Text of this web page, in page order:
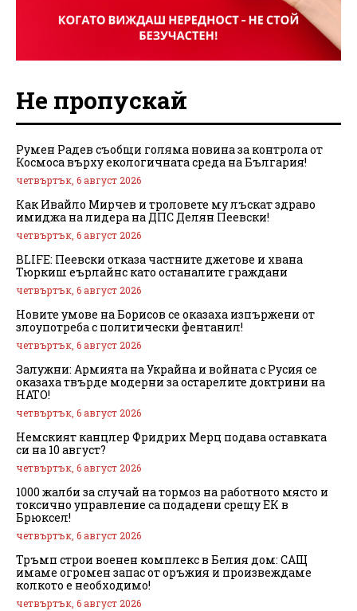
Не пропускай
Румен Радев съобщи голяма новина за контрола от
Космоса върху екологичната среда на България!
четвъртък, 6 август 2026
Как Ивайло Мирчев и троловете му лъскат здраво
имиджа на лидера на ДПС Делян Пеевски!
четвъртък, 6 август 2026
BLIFE: Пеевски отказа частните джетове и хвана
Тюркиш еърлайнс като останалите граждани
четвъртък, 6 август 2026
Новите умове на Борисов се оказаха изпържени от
злоупотреба с политически фентанил!
четвъртък, 6 август 2026
Залужни: Армията на Украйна и войната с Русия се
оказаха твърде модерни за остарелите доктрини на
НАТО!
четвъртък, 6 август 2026
Немският канцлер Фридрих Мерц подава оставката
си на 10 август?
четвъртък, 6 август 2026
1000 жалби за случай на тормоз на работното място и
токсично управление са подадени срещу ЕК в
Брюксел!
четвъртък, 6 август 2026
Тръмп строи военен комплекс в Белия дом: САЩ
имаме огромен запас от оръжия и произвеждаме
колкото е необходимо!
четвъртък, 6 август 2026